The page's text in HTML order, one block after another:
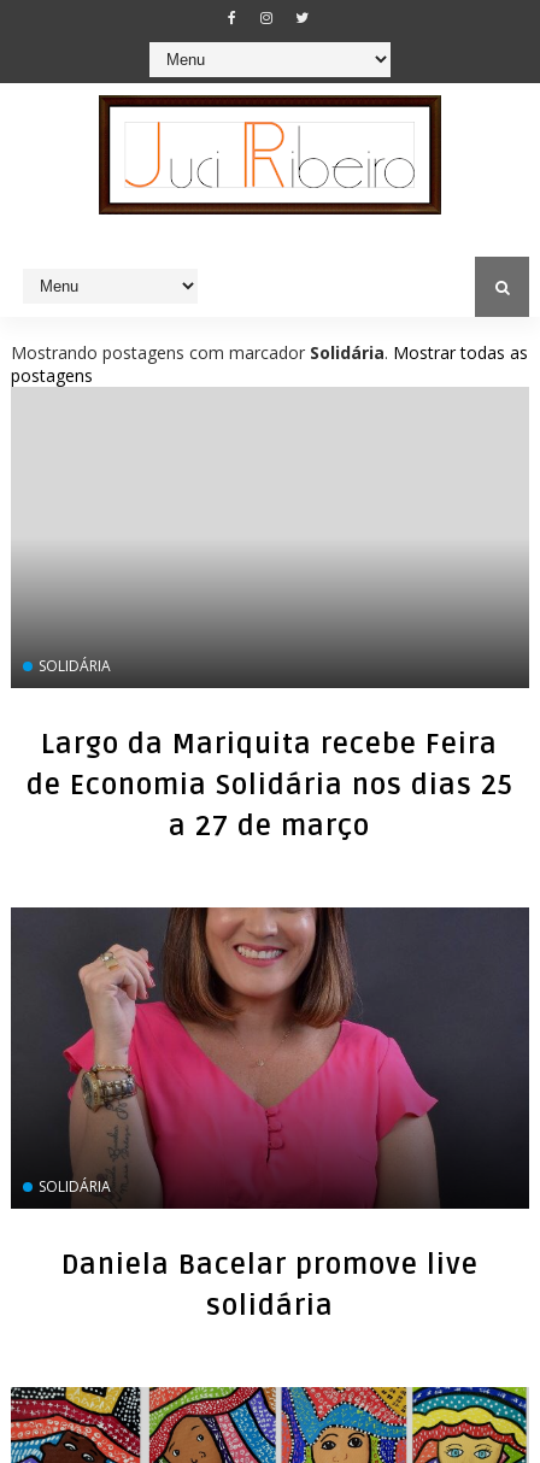
Mostrando postagens com marcador Solidária. Mostrar todas as
postagens
SOLIDÁRIA
Largo da Mariquita recebe Feira
de Economia Solidária nos dias 25
a 27 de março
SOLIDÁRIA
Daniela Bacelar promove live
solidária